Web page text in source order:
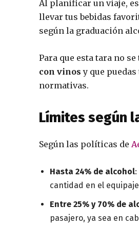
Al planificar un viaje,
llevar tus bebidas
según la graduación
Para que esta tara no
con vinos y que
normativas.
Límites según
Según las políticas de
Hasta 24% de alcohol
cantidad en el
Entre 25% y 70% de
pasajero, ya sea en